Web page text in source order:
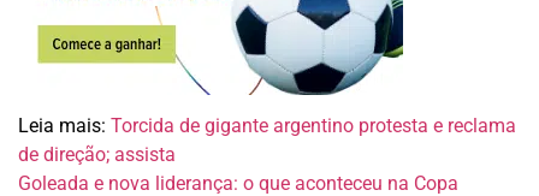
Leia mais: Torcida de gigante argentino protesta e reclama
de direção; assista
Goleada e nova liderança: o que aconteceu na Copa